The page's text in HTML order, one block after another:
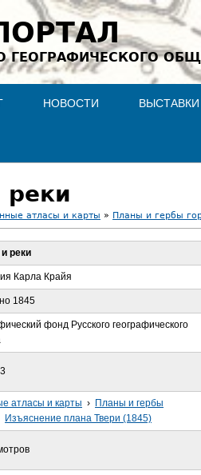
to navigation
ГЕОГРАФИЧЕСКОГО
НОВОСТИ ВЫСТАВКИ
атласы и карты » Планы и гербы
реки
Карла Крайя
1845
фонд Русского географического
атласы и карты › Планы и гербы
Изъяснение плана Твери (1845)